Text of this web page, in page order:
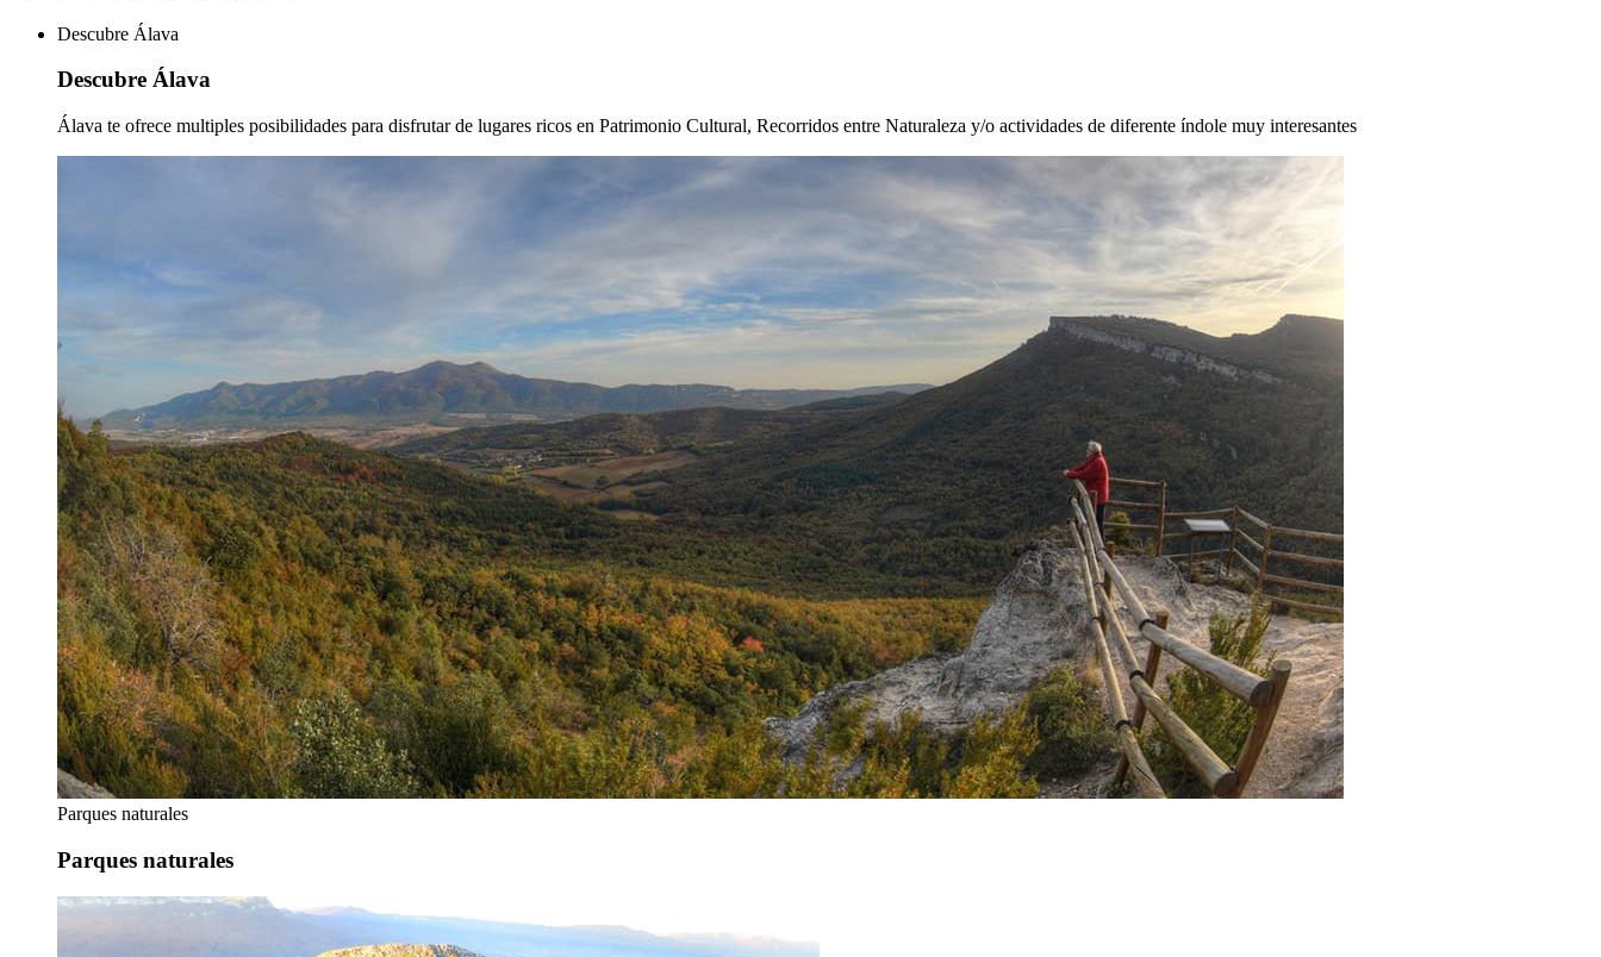
Descubre Álava
Descubre Álava
Álava te ofrece multiples posibilidades para disfrutar de lugares ricos en Patrimonio Cultural, Recorridos entre Naturaleza y/o actividades de diferente índole muy interesantes
Parques naturales
Parques naturales